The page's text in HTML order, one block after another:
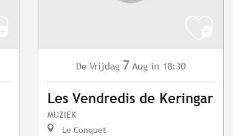
De Vrijdag 7 Aug in 18:30
Les Vendredis de Keringar
MUZIEK
Le Conquet